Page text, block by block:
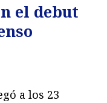
el debut
a los 23